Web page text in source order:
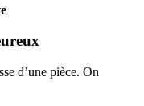
d’une pièce. On